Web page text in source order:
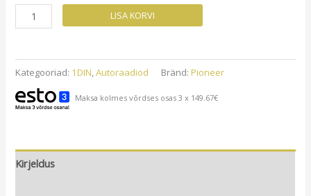
Pioneer
SXT-
1DIN
Retro
Autoraadio,
Aux,
LISA KORVI
Kategooriad: 1DIN,Autoraadiod Bränd:Pioneer
Maksa kolmes võrdses osas 3 x 149.67€
Kirjeldus